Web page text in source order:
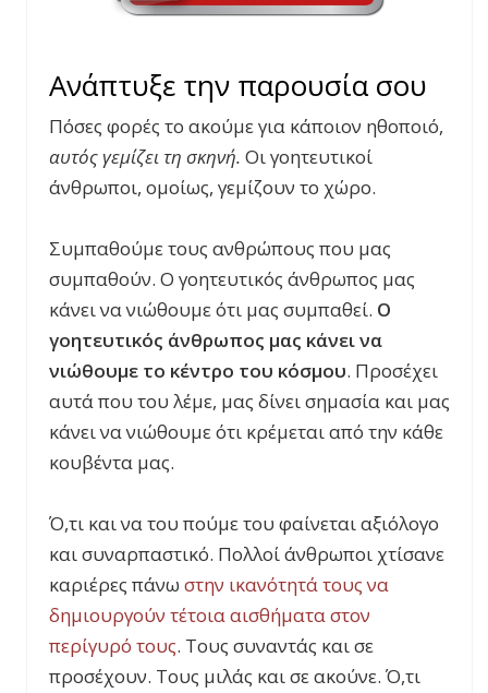
Ανάπτυξε την παρουσία σου
Πόσες φορές το ακούμε για κάποιον ηθοποιό,
αυτός γεμίζει τη σκηνή. Οι γοητευτικοί
άνθρωποι, ομοίως, γεμίζουν το χώρο.
Συμπαθούμε τους ανθρώπους που μας
συμπαθούν. Ο γοητευτικός άνθρωπος μας
κάνει να νιώθουμε ότι μας συμπαθεί. Ο
γοητευτικός άνθρωπος μας κάνει να
νιώθουμε το κέντρο του κόσμου. Προσέχει
αυτά που του λέμε, μας δίνει σημασία και μας
κάνει να νιώθουμε ότι κρέμεται από την κάθε
κουβέντα μας.
Ό,τι και να του πούμε του φαίνεται αξιόλογο
και συναρπαστικό. Πολλοί άνθρωποι χτίσανε
καριέρες πάνω στην ικανότητά τους να
δημιουργούν τέτοια αισθήματα στον
περίγυρό τους. Τους συναντάς και σε
προσέχουν. Τους μιλάς και σε ακούνε. Ό,τι